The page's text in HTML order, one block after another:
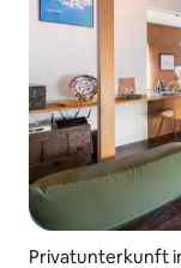
Privatunterkunft